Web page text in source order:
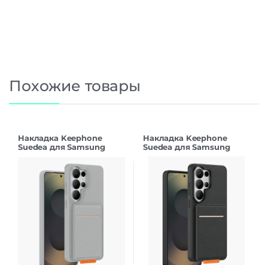
Похожие товары
Накладка Keephone
Suedea для Samsung
Накладка Keephone
Suedea для Samsung